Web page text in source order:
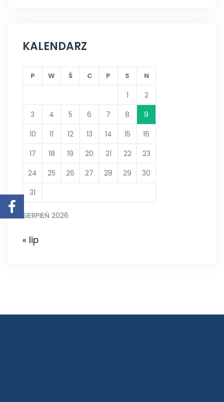
KALENDARZ
SIERPIEŃ 2026
P W Ś C P S N
1
2
3
4 5 6 7 8
9
10
11 12 13 14 15
16
17
18 19 20 21 22
23
24
25 26 27 28 29
30
31
« lip